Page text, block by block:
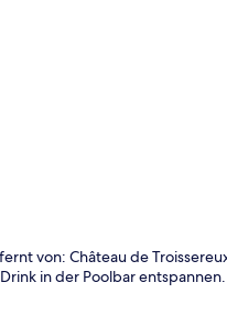
von: Château de
in der Poolbar